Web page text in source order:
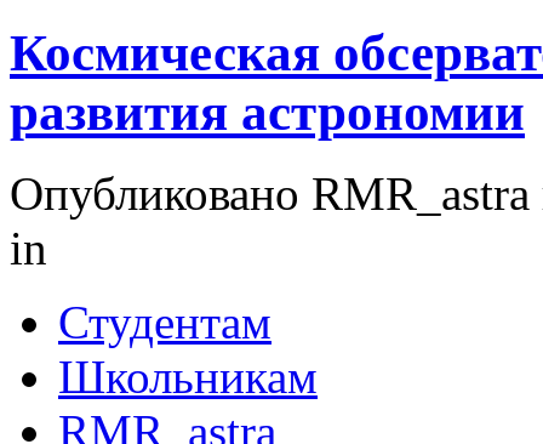
Космическая
развития астрономии
Опубликовано
in
Студентам
Школьникам
RMR_astra